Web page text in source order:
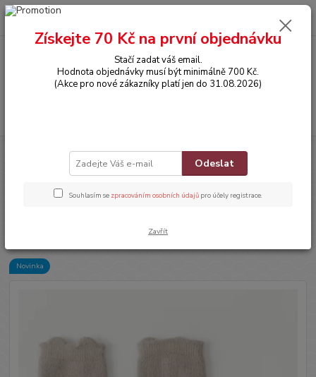
0,00 Kč
DOPLŇKY
Teplé protiskluzové ponožky - KOALA - SVĚTLE HNĚDÉ
- ZIMNÍ (6-12m) S
Teplé protiskluzové ponožky -
Novinka
Získejte 70 Kč na první objednávku
Stačí zadat váš email.
Hodnota objednávky musí být minimálně 700 Kč.
(Akce pro nové zákazníky platí jen do 31.08.2026)
Odeslat
Souhlasím se zpracováním osobních údajů pro účely registrace.
Zavřít